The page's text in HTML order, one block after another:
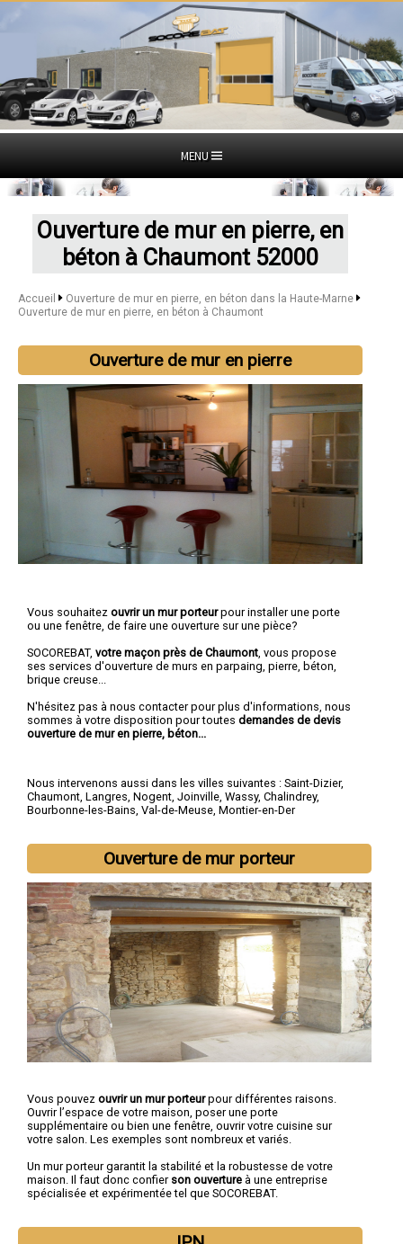
MENU
Ouverture de mur en pierre, en
béton à Chaumont 52000
Accueil
Ouverture de mur en pierre, en béton dans la Haute-Marne
Ouverture de mur en pierre, en béton à Chaumont
Ouverture de mur en pierre
Vous souhaitez ouvrir un mur porteurpour installer une porte
ou une fenêtre, de faire une ouverture sur une pièce?
SOCOREBAT, votre maçon près de Chaumont , vous propose
ses services d'ouverture de murs en parpaing, pierre, béton,
brique creuse...
N'hésitez pas à nous contacter pour plus d'informations, nous
sommes à votre disposition pour toutes demandes de devis
ouverture de mur en pierre, béton...
Nous intervenons aussi dans les villes suivantes : Saint-Dizier,
Chaumont, Langres, Nogent, Joinville, Wassy, Chalindrey,
Bourbonne-les-Bains, Val-de-Meuse, Montier-en-Der
Ouverture de mur porteur
Vous pouvez ouvrir un mur porteurpour différentes raisons.
Ouvrir l’espace de votre maison, poser une porte
supplémentaire ou bien une fenêtre, ouvrir votre cuisine sur
votre salon. Les exemples sont nombreux et variés.
Un mur porteur garantit la stabilité et la robustesse de votre
maison. Il faut donc confier son ouverture à une entreprise
spécialisée et expérimentée tel que SOCOREBAT.